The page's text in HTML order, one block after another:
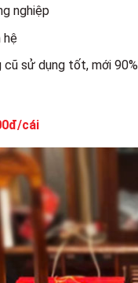
nghiệp
hệ
cũ sử dụng tốt, mới 90%
cái